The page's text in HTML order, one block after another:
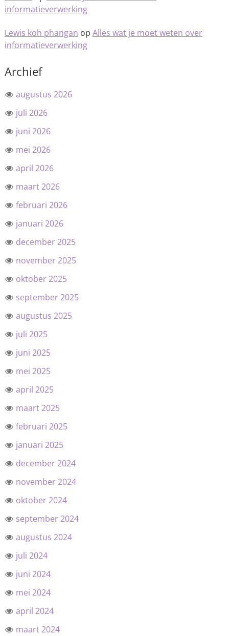
informatieverwerking
Lewis koh phangan op Alles wat je moet weten over
informatieverwerking
Archief
augustus 2026
juli 2026
juni 2026
mei 2026
april 2026
maart 2026
februari 2026
januari 2026
december 2025
november 2025
oktober 2025
september 2025
augustus 2025
juli 2025
juni 2025
mei 2025
april 2025
maart 2025
februari 2025
januari 2025
december 2024
november 2024
oktober 2024
september 2024
augustus 2024
juli 2024
juni 2024
mei 2024
april 2024
maart 2024